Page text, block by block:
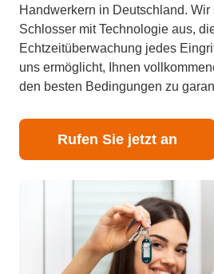
Handwerkern in Deutschland. Wir
Schlosser mit Technologie aus,
Echtzeitüberwachung jedes
uns ermöglicht, Ihnen
den besten Bedingungen zu
Rufen Sie jetzt an